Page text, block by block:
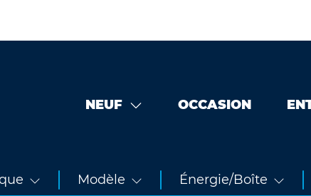
NEUF OCCASION
Modèle Énergie/Boîte